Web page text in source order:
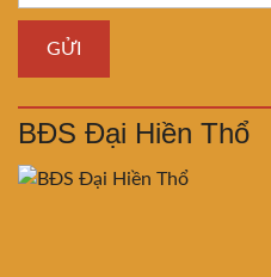
BĐS Đại Hiền Thổ